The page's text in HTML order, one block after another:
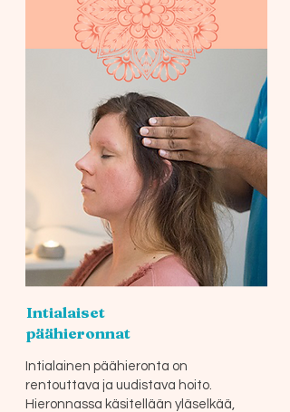
Intialaiset
päähieronnat
Intialainen päähieronta on
rentouttava ja uudistava hoito.
Hieronnassa käsitellään yläselkää,